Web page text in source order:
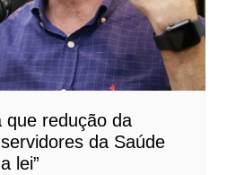
que redução da
da Saúde
lei”